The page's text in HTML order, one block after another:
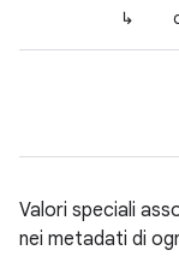
↳
Valori speciali
nei metadati di